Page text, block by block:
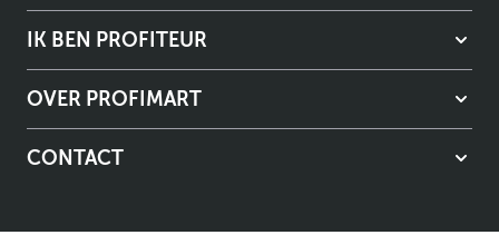
IK BEN PROFITEUR
OVER PROFIMART
CONTACT